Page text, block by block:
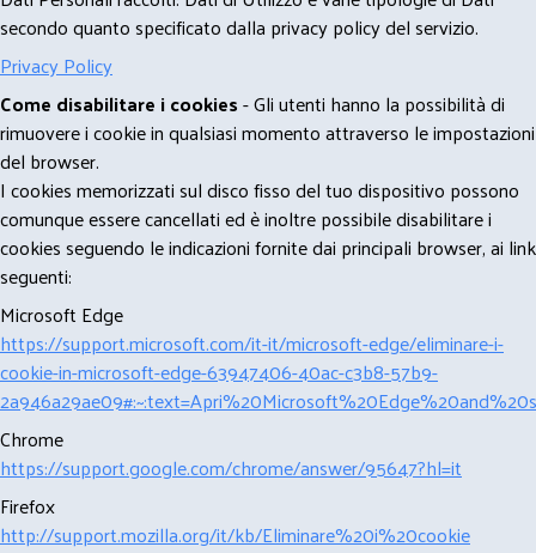
secondo quanto specificato dalla privacy policy del servizio.
Privacy Policy
Come disabilitare i cookies- Gli utenti hanno la possibilità di
rimuovere i cookie in qualsiasi momento attraverso le impostazioni
del browser.
I cookies memorizzati sul disco fisso del tuo dispositivo possono
comunque essere cancellati ed è inoltre possibile disabilitare i
cookies seguendo le indicazioni fornite dai principali browser, ai link
seguenti:
Microsoft Edge
https://support.microsoft.com/it-it/microsoft-edge/eliminare-i-
cookie-in-microsoft-edge-63947406-40ac-c3b8-57b9-
Chrome
https://support.google.com/chrome/answer/95647?hl=it
Firefox
http://support.mozilla.org/it/kb/Eliminare%20i%20cookie